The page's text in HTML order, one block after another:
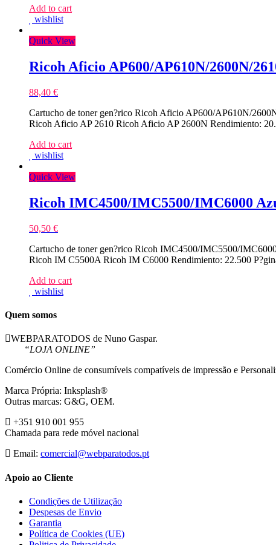
Add to cart
wishlist
Quick View
Ricoh Aficio AP600/AP610N/2600N/
88,40 €
Cartucho de toner gen?rico Ricoh Aficio AP600/AP610N/
Ricoh Aficio AP 2610 Ricoh Aficio AP 2600N Rendimiento:
Add to cart
wishlist
Quick View
Ricoh IMC4500/IMC5500/IMC6000
50,50 €
Cartucho de toner gen?rico Ricoh IMC4500/IMC5500/
Ricoh IM C5500A Ricoh IM C6000 Rendimiento: 22.500
Add to cart
wishlist
Quem somos
WEBPARATODOS de Nuno Gaspar.
“LOJA ONLINE”
Comércio Online de consumíveis compatíveis de impressão e
Marca Própria: Inksplash®
Outras marcas: G&G, OEM.
+351 910 001 955
Chamada para rede móvel nacional
Email: comercial@webparatodos.pt
Apoio ao Cliente
Condições de Utilização
Despesas de Envio
Garantia
Política de Cookies (UE)